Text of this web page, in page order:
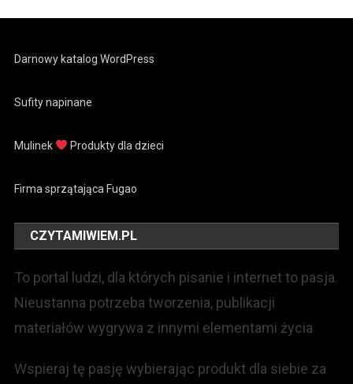
Darnowy katalog WordPress
Sufity napinane
Mulinek Produkty dla dzieci
Firma sprzątająca Fugao
CZYTAMIWIEM.PL
To portal ludzi, dla których pisanie i internet to pasja.
Nieustanna potrzeba tworzenia, publikacji
materiałów wygrywa z innymi elementami życia
Wspieraj tę pasję wybierając produkt dla siebie za